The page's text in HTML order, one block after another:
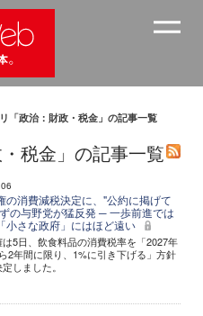
「政治：財政・税金」の記事一覧
税金」の記事一覧
の消費減税決定に、"公約に掲げて
の与野党が猛反発 ─ 一歩前進では
小さな政府」にはほど遠い
5日、飲食料品の消費税率を「2027年
2年間に限り、1%に引き下げる」方針
しました。